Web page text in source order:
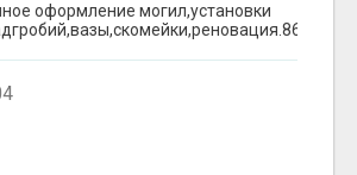
оформление могил,установки